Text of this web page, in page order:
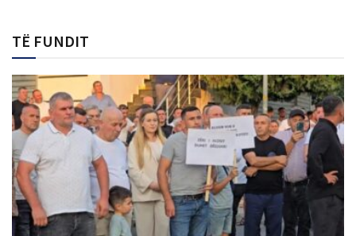
TË FUNDIT